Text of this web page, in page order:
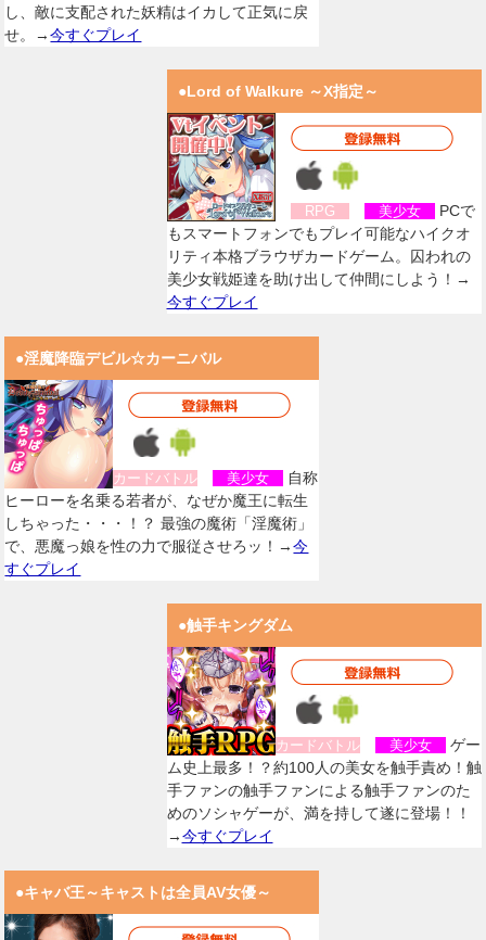
し、敵に支配された妖精はイカして正気に戻
せ。→今すぐプレイ
●Lord of Walkure ～X指定～
RPG 美少女
PCで
もスマートフォンでもプレイ可能なハイクオ
リティ本格ブラウザカードゲーム。囚われの
美少女戦姫達を助け出して仲間にしよう！→
今すぐプレイ
●淫魔降臨デビル☆カーニバル
カードバトル 美少女
自称
ヒーローを名乗る若者が、なぜか魔王に転生
しちゃった・・・！？ 最強の魔術「淫魔術」
で、悪魔っ娘を性の力で服従させろッ！→今
すぐプレイ
●触手キングダム
カードバトル 美少女
ゲー
ム史上最多！？約100人の美女を触手責め！触
手ファンの触手ファンによる触手ファンのた
めのソシャゲーが、満を持して遂に登場！！
→今すぐプレイ
●キャバ王～キャストは全員AV女優～